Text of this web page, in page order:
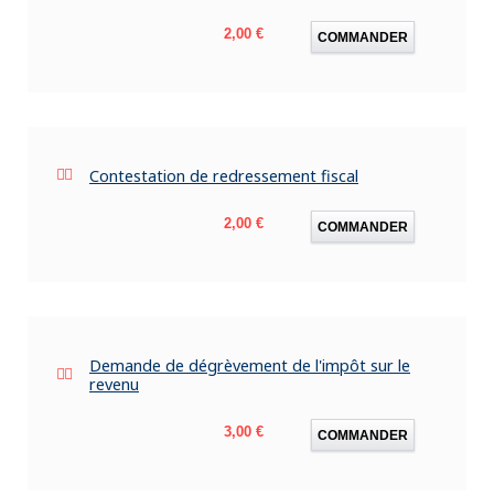
Prix
2,00 € COMMANDER
Contestation de redressement fiscal
Prix
2,00 € COMMANDER
Demande de dégrèvement de l'impôt sur le
revenu
Prix
3,00 € COMMANDER